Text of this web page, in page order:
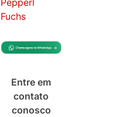
Pepperl
Fuchs
Entre em
contato
conosco